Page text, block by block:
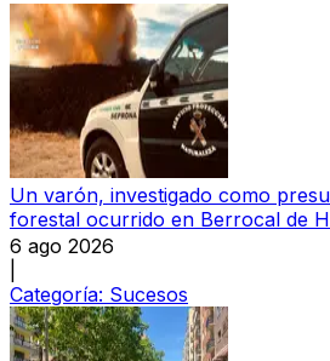
Un varón, investigado como
forestal ocurrido en Berrocal de
6 ago 2026
Categoría: Sucesos